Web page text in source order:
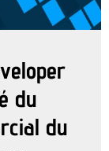
du
du